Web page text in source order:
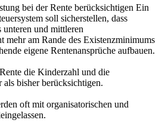
bei der Rente berücksichtigen Ein
soll sicherstellen, dass
unteren und mittleren
mehr am Rande des Existenzminimums
eigene Rentenansprüche aufbauen.
die Kinderzahl und die
bisher berücksichtigen.
oft mit organisatorischen und